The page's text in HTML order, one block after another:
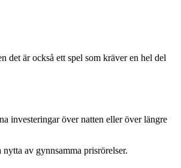
det är också ett spel som kräver en hel del
investeringar över natten eller över längre
av gynnsamma prisrörelser.